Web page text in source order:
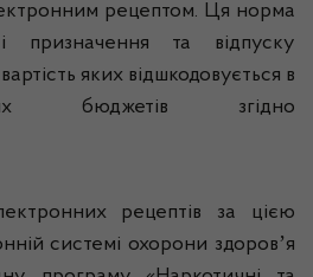
рецептом. Ця норма
призначення та відпуску
яких відшкодовується в
бюджетів згідно
рецептів за цією
системі охорони здоровʼя